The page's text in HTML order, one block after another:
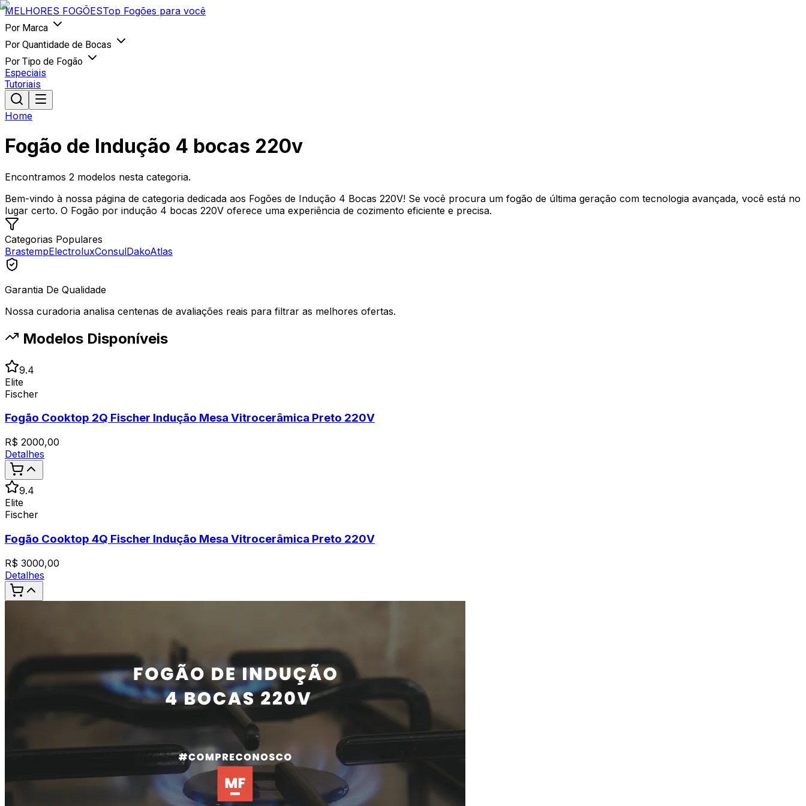
MELHORES FOGÕESTop Fogões para você
Por Marca
Por Quantidade de Bocas
Por Tipo de Fogão
Especiais
Tutoriais
Home
Fogão de Indução 4 bocas 220v
Encontramos 2 modelos nesta categoria.
Bem-vindo à nossa página de categoria dedicada aos Fogões de Indução 4 Bocas 220V! Se você procura um fogão de última geração com tecnologia avançada, você está no
lugar certo. O Fogão por indução 4 bocas 220V oferece uma experiência de cozimento eficiente e precisa.
Categorias Populares
BrastempElectroluxConsulDakoAtlas
Garantia De Qualidade
Nossa curadoria analisa centenas de avaliações reais para filtrar as melhores ofertas.
Modelos Disponíveis
9.4
Elite
Fischer
Fogão Cooktop 2Q Fischer Indução Mesa Vitrocerâmica Preto 220V
R$ 2000,00
Detalhes
9.4
Elite
Fischer
Fogão Cooktop 4Q Fischer Indução Mesa Vitrocerâmica Preto 220V
R$ 3000,00
Detalhes